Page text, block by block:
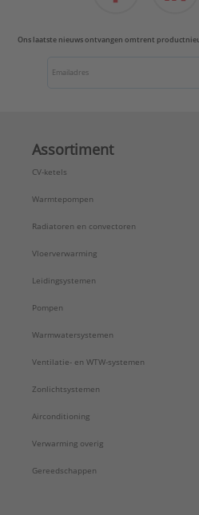
Ons laatste nieuws ontvangen omtrent
Assortiment
CV-ketels
Warmtepompen
Radiatoren en convectoren
Vloerverwarming
Leidingsystemen
Pompen
Warmwatersystemen
Ventilatie- en WTW-systemen
Zonlichtsystemen
Airconditioning
Verwarming overig
Gereedschappen